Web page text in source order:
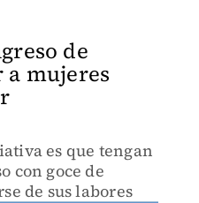
de
a mujeres
es que tengan
con goce de
de sus labores